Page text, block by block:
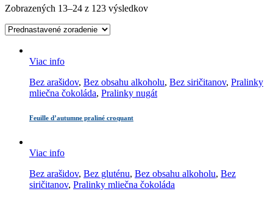
Zobrazených 13–24 z 123 výsledkov
Viac info
Bez arašidov, Bez obsahu alkoholu, Bez siričitanov, Pralinky
mliečna čokoláda, Pralinky nugát
Feuille d’autumne praliné croquant
Viac info
Bez arašidov, Bez gluténu, Bez obsahu alkoholu, Bez
siričitanov, Pralinky mliečna čokoláda